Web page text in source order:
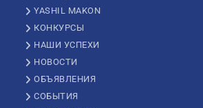
YASHIL MAKON
КОНКУРСЫ
НАШИ УСПЕХИ
НОВОСТИ
ОБЪЯВЛЕНИЯ
СОБЫТИЯ